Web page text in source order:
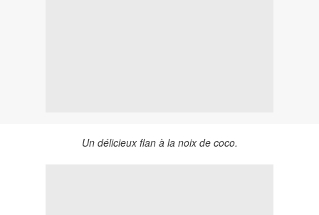
Un délicieux flan à la noix de coco.